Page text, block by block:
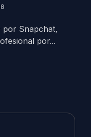
por Snapchat,
por...